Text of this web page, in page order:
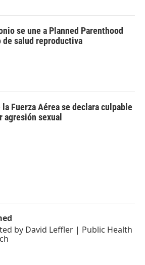
se une a Planned Parenthood
de salud reproductiva
Fuerza Aérea se declara culpable
agresión sexual
by David Leffler | Public Health